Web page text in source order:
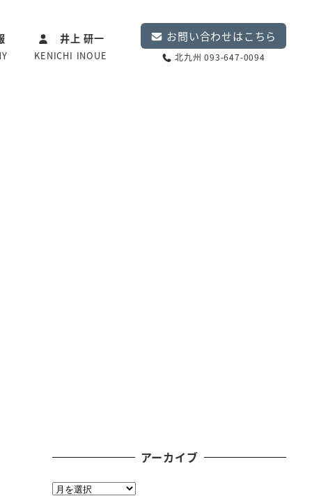
井上 研一
KENICHI INOUE
お問い合わせはこちら
北九州 093-647-0094
アーカイブ
ア